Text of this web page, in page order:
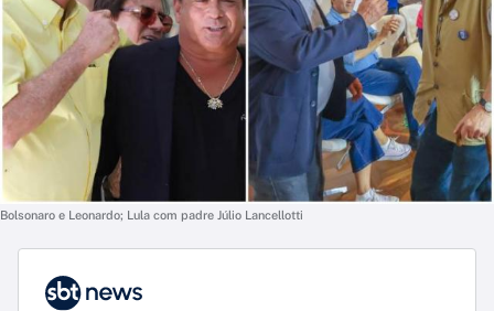
Bolsonaro e Leonardo; Lula com padre Júlio Lancellotti